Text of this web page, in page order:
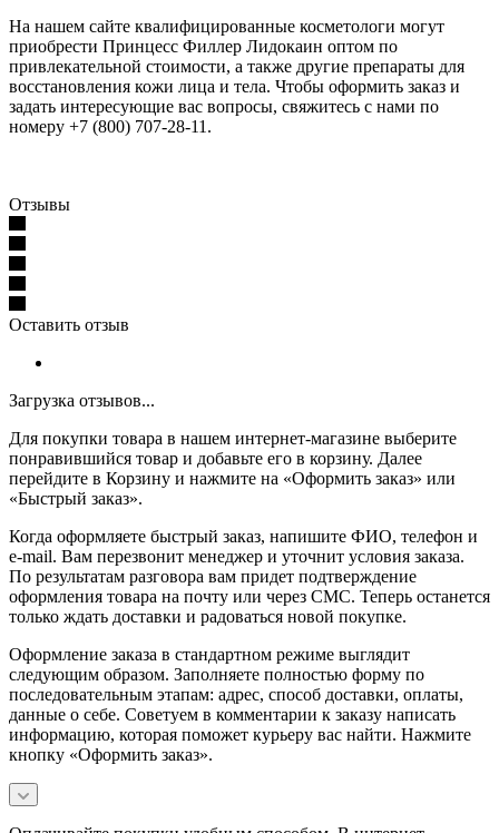
На нашем сайте квалифицированные косметологи могут
приобрести Принцесс Филлер Лидокаин оптом по
привлекательной стоимости, а также другие препараты для
восстановления кожи лица и тела. Чтобы оформить заказ и
задать интересующие вас вопросы, свяжитесь с нами по
номеру +7 (800) 707-28-11.
Отзывы
Оставить отзыв
Загрузка отзывов...
Для покупки товара в нашем интернет-магазине выберите
понравившийся товар и добавьте его в корзину. Далее
перейдите в Корзину и нажмите на «Оформить заказ» или
«Быстрый заказ».
Когда оформляете быстрый заказ, напишите ФИО, телефон и
e-mail. Вам перезвонит менеджер и уточнит условия заказа.
По результатам разговора вам придет подтверждение
оформления товара на почту или через СМС. Теперь останется
только ждать доставки и радоваться новой покупке.
Оформление заказа в стандартном режиме выглядит
следующим образом. Заполняете полностью форму по
последовательным этапам: адрес, способ доставки, оплаты,
данные о себе. Советуем в комментарии к заказу написать
информацию, которая поможет курьеру вас найти. Нажмите
кнопку «Оформить заказ».